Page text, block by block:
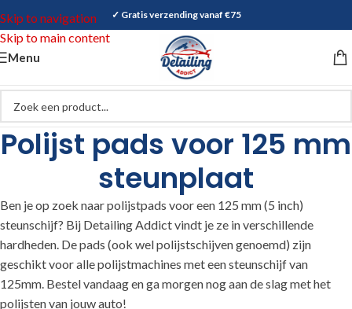
Skip to navigation
Skip to main content
✓ Gratis verzending vanaf €75
Menu
Polijst pads voor 125 mm
steunplaat
Ben je op zoek naar polijstpads voor een 125 mm (5 inch)
steunschijf? Bij Detailing Addict vindt je ze in verschillende
hardheden. De pads (ook wel polijstschijven genoemd) zijn
geschikt voor alle polijstmachines met een steunschijf van
125mm. Bestel vandaag en ga morgen nog aan de slag met het
polijsten van jouw auto!